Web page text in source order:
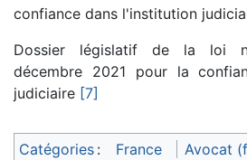
confiance dans l'institution
Dossier législatif de la loi
décembre 2021 pour la
judiciaire [7]
Catégories : France Avocat